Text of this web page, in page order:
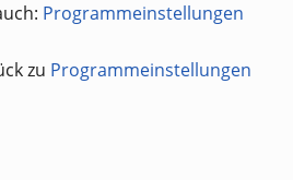
Programmeinstellungen
zu Programmeinstellungen